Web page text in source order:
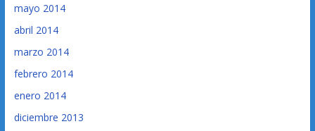
mayo 2014
abril 2014
marzo 2014
febrero 2014
enero 2014
diciembre 2013